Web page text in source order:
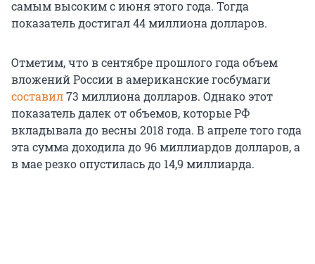
самым высоким с июня этого года. Тогда
показатель достигал 44 миллиона долларов.
Отметим, что в сентябре прошлого года объем
вложений России в американские госбумаги
составил73 миллиона долларов. Однако этот
показатель далек от объемов, которые РФ
вкладывала до весны 2018 года. В апреле того года
эта сумма доходила до 96 миллиардов долларов, а
в мае резко опустилась до 14,9 миллиарда.